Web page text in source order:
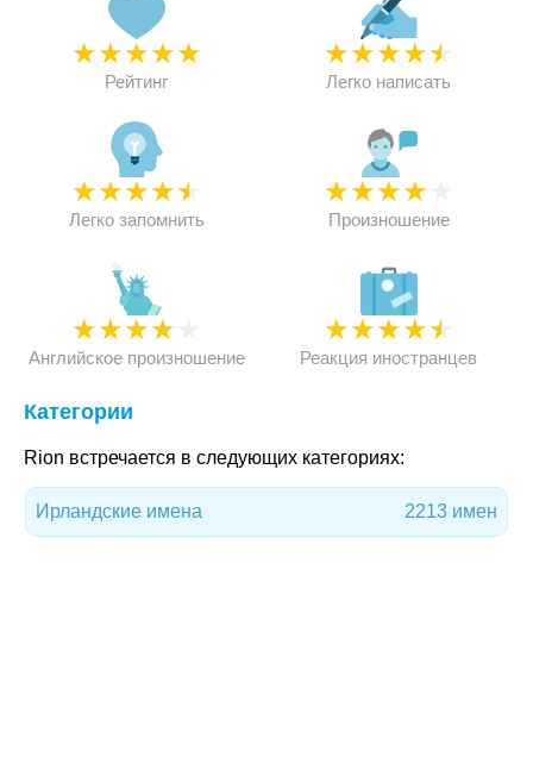
★★★★★
Рейтинг
★★★★★
Легко написать
★★★★★
Легко запомнить
★★★★
Произношение
★★★★
Английское произношение
★★★★★
Реакция иностранцев
Категории
Rion встречается в следующих категориях:
Ирландские имена 2213 имен